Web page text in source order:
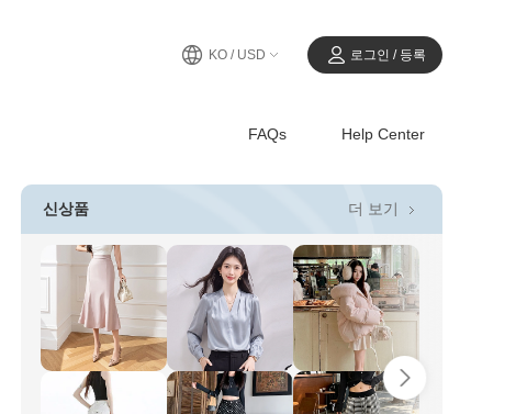
KO / USD 로그인 / 등록
FAQs Help Center
신상품 더 보기 